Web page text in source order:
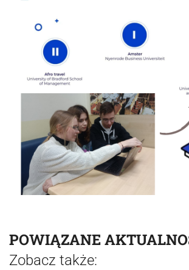
POWIĄZANE
Zobacz także: